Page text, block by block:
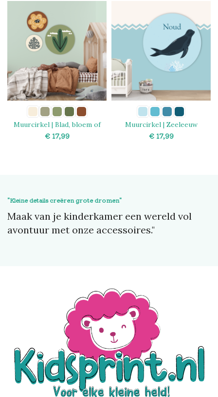
Muurcirkel | Blad, bloem of
plant
€
Muurcirkel | Zeeleeuw
€
"Kleine details creëren grote dromen"
Maak van je kinderkamer een wereld vol
avontuur met onze accessoires."